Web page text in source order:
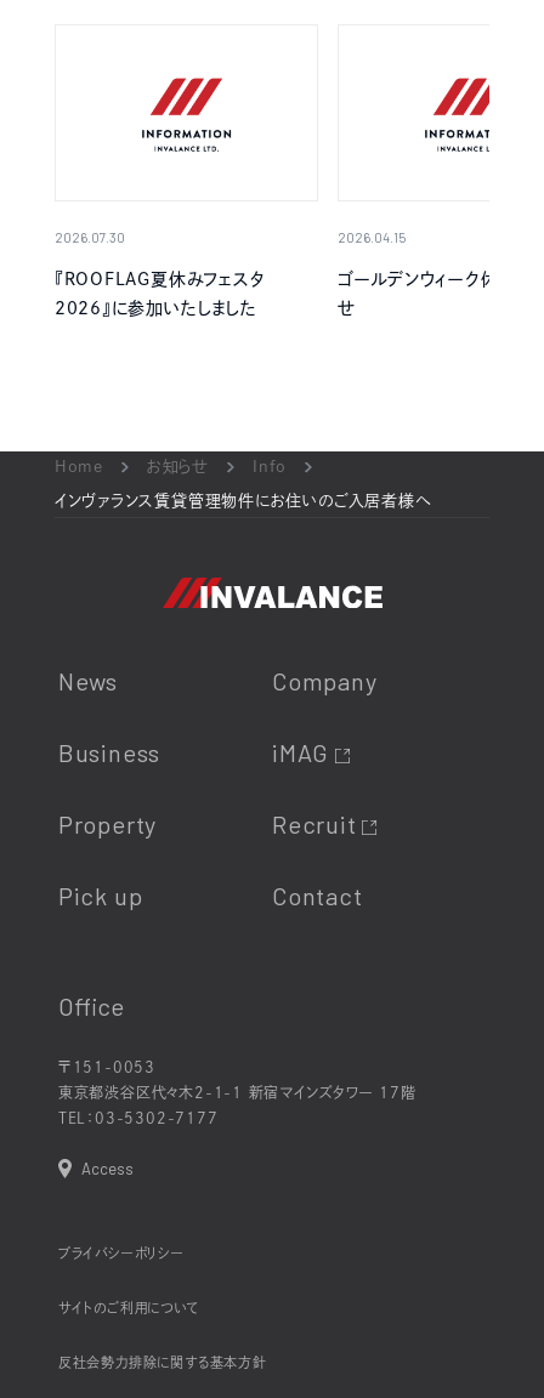
2026.07.30
『ROOFLAG夏休みフェスタ
2026』に参加いたしました
2026.04.15
ゴールデンウィーク休業の
せ
Home お知らせ Info
インヴァランス賃貸管理物件にお住いのご入居者様へ
News
Business
Property
Pick up
Company
iMAG
Recruit
Contact
Office
〒151-0053
東京都渋谷区代々木2-1-1 新宿マインズタワー 17階
TEL： 03-5302-7177
Access
プライバシーポリシー
サイトのご利用について
反社会勢力排除に関する基本方針